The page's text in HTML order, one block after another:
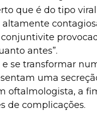
que é do tipo
antes”.
se transformar
uma
oftalmologista, a
de complicações.